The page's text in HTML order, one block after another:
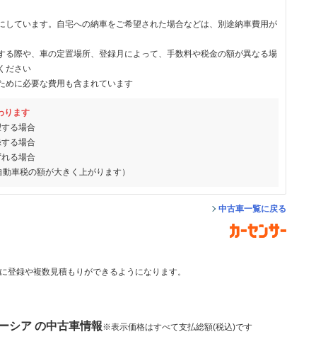
ています。自宅への納車をご希望された場合などは、別途納車費用が
際や、車の定置場所、登録月によって、手数料や税金の額が異なる場
ださい
に必要な費用も含まれています
ります
る場合
る場合
る場合
車税の額が大きく上がります）
中古車一覧に戻る
登録や複数見積もりができるようになります。
シア の中古車情報※表示価格はすべて支払総額(税込)です